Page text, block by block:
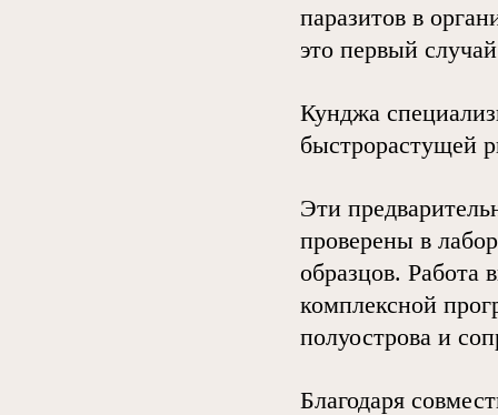
паразитов в
это первый
Кунджа
быстрорастущей
Эти
проверены в
образцов. Работа
комплексной
полуострова и
Благодаря